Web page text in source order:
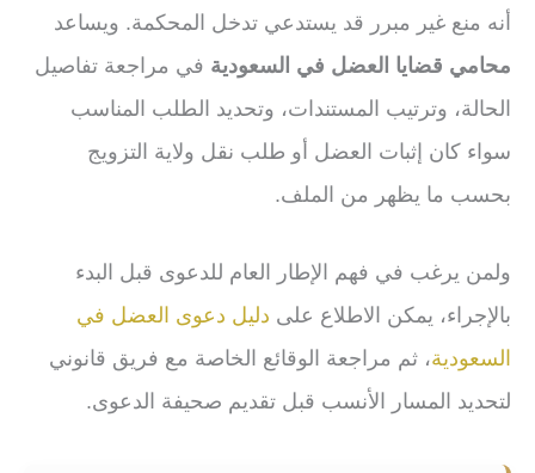
أنه منع غير مبرر قد يستدعي تدخل المحكمة. ويساعد
محامي قضايا العضل في السعودية في مراجعة تفاصيل
الحالة، وترتيب المستندات، وتحديد الطلب المناسب
سواء كان إثبات العضل أو طلب نقل ولاية التزويج
بحسب ما يظهر من الملف.
ولمن يرغب في فهم الإطار العام للدعوى قبل البدء
بالإجراء، يمكن الاطلاع على دليل دعوى العضل في
السعودية، ثم مراجعة الوقائع الخاصة مع فريق قانوني
لتحديد المسار الأنسب قبل تقديم صحيفة الدعوى.